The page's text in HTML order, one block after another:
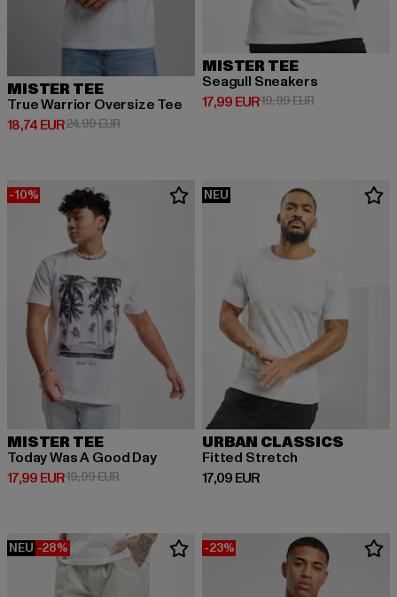
MISTER TEE
True Warrior Oversize Tee
18,74 EUR
Derzeitiger Preis: 18,74 EUR
24,99 EURAktionspreis: 24,99 EUR
MISTER TEE
Seagull Sneakers
17,99 EUR
Derzeitiger Preis: 17,99 EUR
19,99 EURAktionspreis:
-10%
MISTER TEE
Today Was A Good Day
17,99 EUR
Derzeitiger Preis: 17,99 EUR
19,99 EURAktionspreis: 19,99 EUR
NEU
URBAN CLASSICS
Fitted Stretch
17,09 EUR
Derzeitiger Preis: 17,09 EUR
NEU -28% -23%